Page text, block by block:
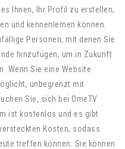
Ihnen, Ihr Profil zu erstellen,
und kennenlernen können.
Personen, mit denen Sie
hinzufügen, um in Zukunft
Wenn Sie eine Website
unbegrenzt mit
Sie, sich bei OmeTV
ist kostenlos und es gibt
Kosten, sodass
treffen können. Sie können